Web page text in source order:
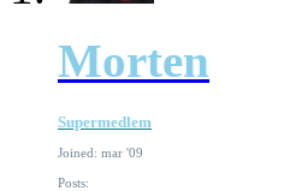
Morten
Supermedlem
Joined: mar '09
Posts: